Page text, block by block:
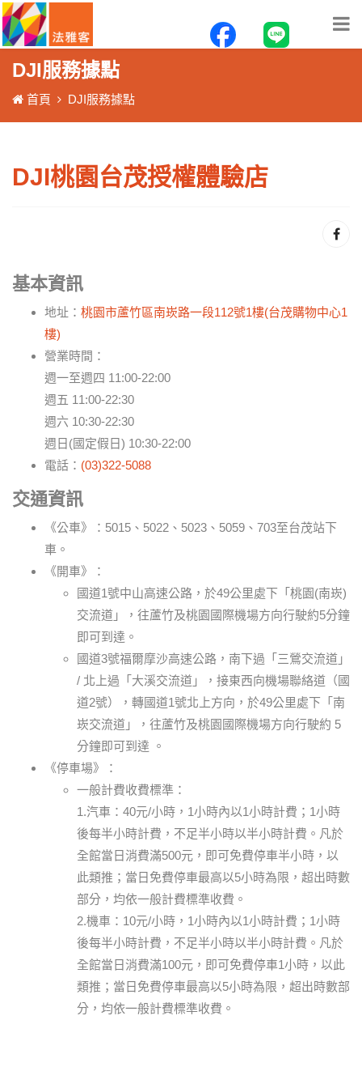
DJI服務據點
首頁 DJI服務據點
DJI桃園台茂授權體驗店
基本資訊
地址： 桃園市蘆竹區南崁路一段112號1樓(台茂購物中心1
樓)
營業時間：
週一至週四 11:00-22:00
週五 11:00-22:30
週六 10:30-22:30
週日(國定假日) 10:30-22:00
電話： (03)322-5088
交通資訊
《公車》：5015、5022、5023、5059、703至台茂站下
車。
《開車》：
國道1號中山高速公路，於49公里處下「桃園(南崁)
交流道」，往蘆竹及桃園國際機場方向行駛約5分鐘
即可到達。
國道3號福爾摩沙高速公路，南下過「三鶯交流道」
/ 北上過「大溪交流道」，接東西向機場聯絡道（國
道2號），轉國道1號北上方向，於49公里處下「南
崁交流道」，往蘆竹及桃園國際機場方向行駛約 5
分鐘即可到達 。
《停車場》：
一般計費收費標準：
1.汽車：40元/小時，1小時內以1小時計費；1小時
後每半小時計費，不足半小時以半小時計費。凡於
全館當日消費滿500元，即可免費停車半小時，以
此類推；當日免費停車最高以5小時為限，超出時數
部分，均依一般計費標準收費。
2.機車：10元/小時，1小時內以1小時計費；1小時
後每半小時計費，不足半小時以半小時計費。凡於
全館當日消費滿100元，即可免費停車1小時，以此
類推；當日免費停車最高以5小時為限，超出時數部
分，均依一般計費標準收費。